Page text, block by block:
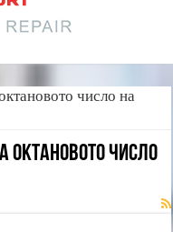
число на
октановото число